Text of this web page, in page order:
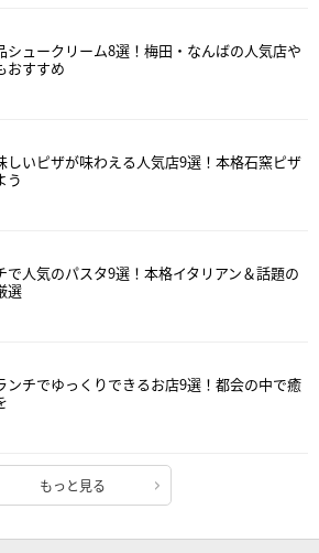
シュークリーム8選！梅田・なんばの人気店や
おすすめ
しいピザが味わえる人気店9選！本格石窯ピザ
う
で人気のパスタ9選！本格イタリアン＆話題の
選
ンチでゆっくりできるお店9選！都会の中で癒
もっと見る